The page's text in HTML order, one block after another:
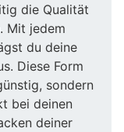
die Qualität
Mit jedem
du deine
Diese Form
sondern
bei deinen
deiner